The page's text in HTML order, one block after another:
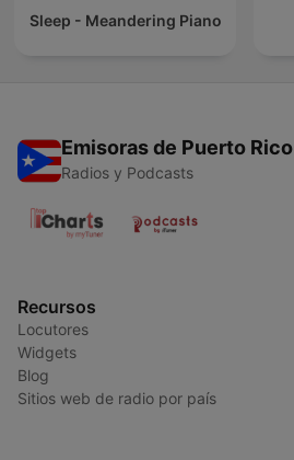
Sleep - Meandering Piano
Emisoras de Puerto Rico
Radios y Podcasts
Recursos
Locutores
Widgets
Blog
Sitios web de radio por país